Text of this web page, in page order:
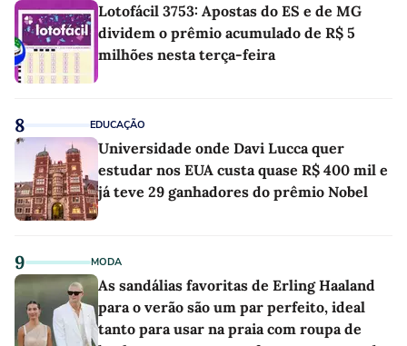
Lotofácil 3753: Apostas do ES e de MG
dividem o prêmio acumulado de R$ 5
milhões nesta terça-feira
8 EDUCAÇÃO
Universidade onde Davi Lucca quer
estudar nos EUA custa quase R$ 400 mil e
já teve 29 ganhadores do prêmio Nobel
9 MODA
As sandálias favoritas de Erling Haaland
para o verão são um par perfeito, ideal
tanto para usar na praia com roupa de